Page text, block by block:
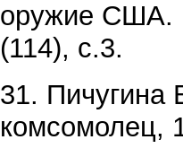
оружие США.
(114), с.3.
31. Пичугина
комсомолец,